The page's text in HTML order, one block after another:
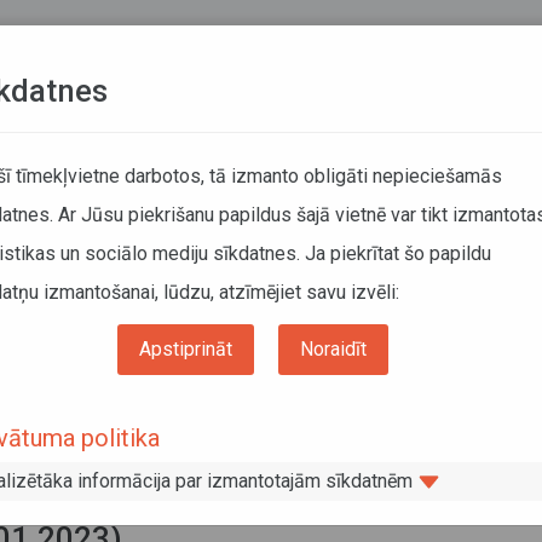
par atļauju veidiem starptautiskajiem kravu autopārvadājumiem uz
(papildināts 31.01.2023)
par atļauju veidiem
kravu
tīmekļvietne darbotos, tā izmanto obligāti nepieciešamās
Ar Jūsu piekrišanu papildus šajā vietnē var tikt
un sociālo mediju sīkdatnes. Ja piekrītat šo papildu
izmantošanai, lūdzu, atzīmējiet savu izvēli:
Apstiprināt Noraidīt
politika
informācija par izmantotajām sīkdatnēm